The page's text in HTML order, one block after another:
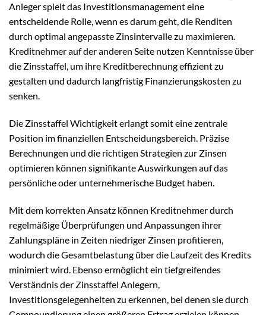
Anleger spielt das Investitionsmanagement eine
entscheidende Rolle, wenn es darum geht, die Renditen
durch optimal angepasste Zinsintervalle zu maximieren.
Kreditnehmer auf der anderen Seite nutzen Kenntnisse über
die Zinsstaffel, um ihre Kreditberechnung effizient zu
gestalten und dadurch langfristig Finanzierungskosten zu
senken.
Die Zinsstaffel Wichtigkeit erlangt somit eine zentrale
Position im finanziellen Entscheidungsbereich. Präzise
Berechnungen und die richtigen Strategien zur Zinsen
optimieren können signifikante Auswirkungen auf das
persönliche oder unternehmerische Budget haben.
Mit dem korrekten Ansatz können Kreditnehmer durch
regelmäßige Überprüfungen und Anpassungen ihrer
Zahlungspläne in Zeiten niedriger Zinsen profitieren,
wodurch die Gesamtbelastung über die Laufzeit des Kredits
minimiert wird. Ebenso ermöglicht ein tiefgreifendes
Verständnis der Zinsstaffel Anlegern,
Investitionsgelegenheiten zu erkennen, bei denen sie durch